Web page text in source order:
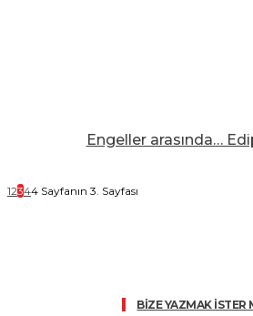
Engeller arasında…
12344 Sayfanın 3. Sayfası
BİZE YAZMAK İSTER